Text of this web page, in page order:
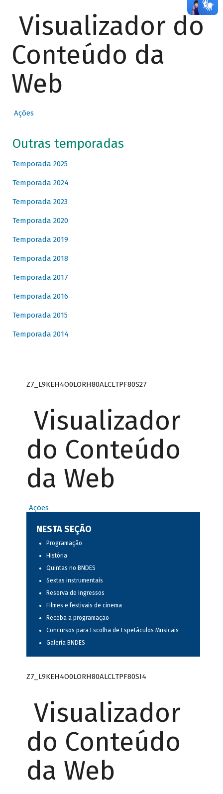
Visualizador do
Conteúdo da
Web
Ações
Outras temporadas
Temporada 2025
Temporada 2024
Temporada 2023
Temporada 2020
Temporada 2019
Temporada 2018
Temporada 2017
Temporada 2016
Temporada 2015
Temporada 2014
Z7_L9KEH4O0LORH80ALCLTPF80S27
Visualizador
do Conteúdo
da Web
Ações
NESTA SEÇÃO
Programação
História
Quintas no BNDES
Sextas instrumentais
Reserva de ingressos
Filmes e festivais de cinema
Receba a programação
Concursos para Escolha de Espetáculos Musicais
Galeria BNDES
Z7_L9KEH4O0LORH80ALCLTPF80SI4
Visualizador
do Conteúdo
da Web